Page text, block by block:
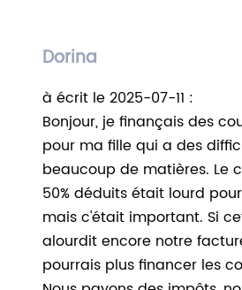
Dorina
à écrit le 2025-07-11 :
Bonjour, je finançais des
pour ma fille qui a des
beaucoup de matières. Le
50% déduits était lourd
mais c'était important. Si
alourdit encore notre
pourrais plus financer les